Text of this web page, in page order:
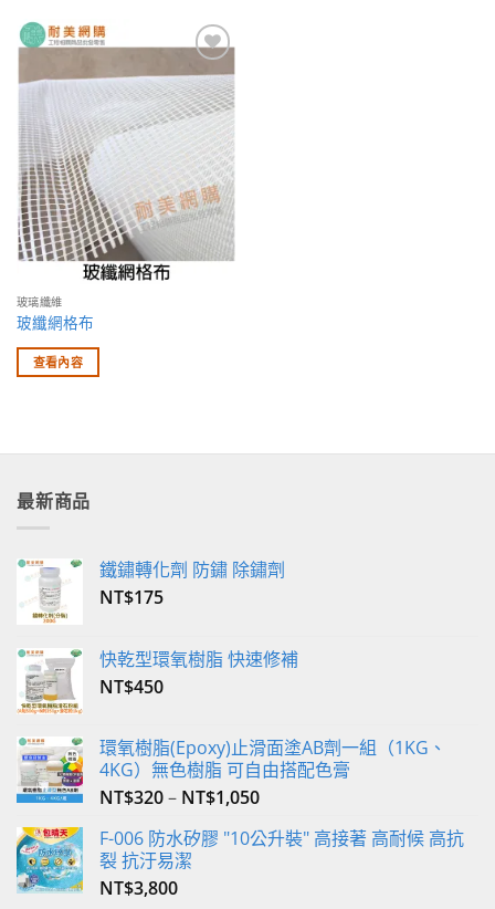
加入
願望
清單
玻璃纖維
玻纖網格布
查看內容
最新商品
鐵鏽轉化劑 防鏽 除鏽劑
NT$175
快乾型環氧樹脂 快速修補
NT$450
環氧樹脂(Epoxy)止滑面塗AB劑一組（1KG、
4KG）無色樹脂 可自由搭配色膏
NT$320– NT$1,050
F-006 防水矽膠 "10公升裝" 高接著 高耐候 高抗
裂 抗汙易潔
NT$3,800